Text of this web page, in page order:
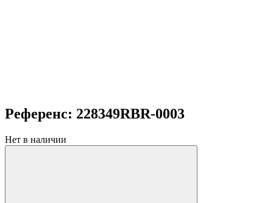
Референс: 228349RBR-0003
Нет в наличии